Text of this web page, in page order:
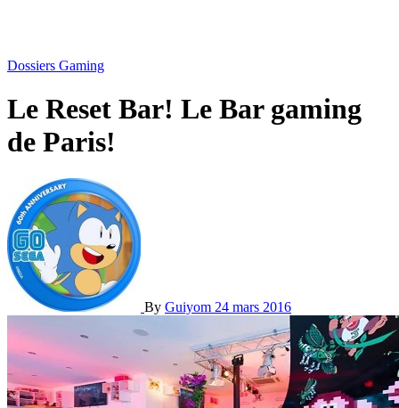
Dossiers Gaming
Le Reset Bar! Le Bar gaming
de Paris!
By Guiyom 24 mars 2016